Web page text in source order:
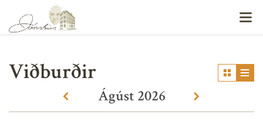
Viðburðir
Ágúst 2026
« »